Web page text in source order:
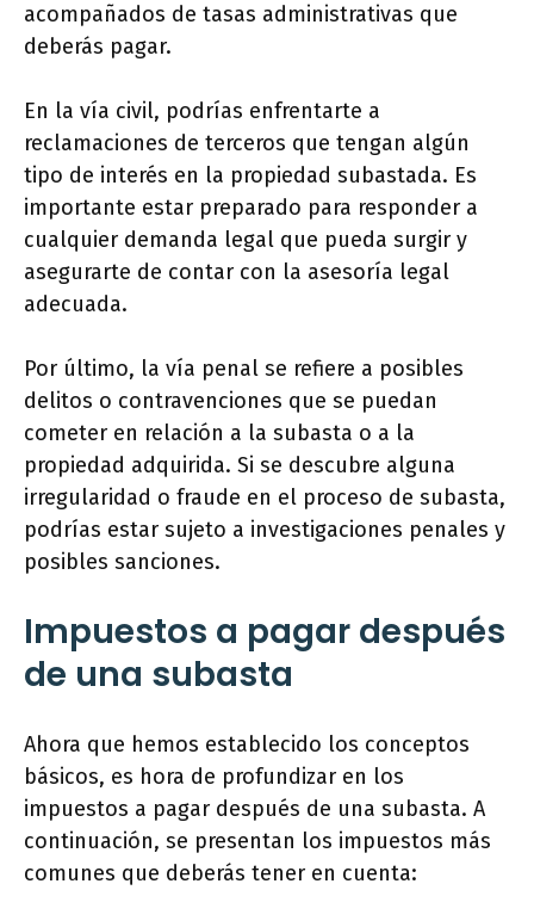
acompañados de tasas administrativas que
deberás pagar.
En la vía civil, podrías enfrentarte a
reclamaciones de terceros que tengan algún
tipo de interés en la propiedad subastada. Es
importante estar preparado para responder a
cualquier demanda legal que pueda surgir y
asegurarte de contar con la asesoría legal
adecuada.
Por último, la vía penal se refiere a posibles
delitos o contravenciones que se puedan
cometer en relación a la subasta o a la
propiedad adquirida. Si se descubre alguna
irregularidad o fraude en el proceso de subasta,
podrías estar sujeto a investigaciones penales y
posibles sanciones.
Impuestos a pagar después
de una subasta
Ahora que hemos establecido los conceptos
básicos, es hora de profundizar en los
impuestos a pagar después de una subasta. A
continuación, se presentan los impuestos más
comunes que deberás tener en cuenta: